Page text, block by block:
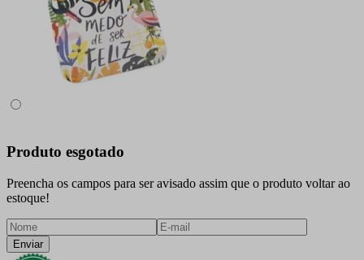
Produto esgotado
Preencha os campos para ser avisado assim que o produto voltar ao
estoque!
Enviar